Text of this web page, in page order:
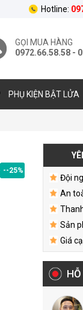
GỌI MUA HÀNG
0972.66.58.58 -
PHỤ KIỆN BẬT LỬA
--25%
Đội
An
Sản
Giá
Hotline: